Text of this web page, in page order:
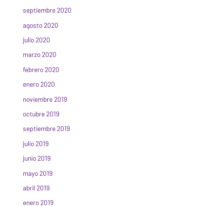
septiembre 2020
agosto 2020
julio 2020
marzo 2020
febrero 2020
enero 2020
noviembre 2019
octubre 2019
septiembre 2019
julio 2019
junio 2019
mayo 2019
abril 2019
enero 2019